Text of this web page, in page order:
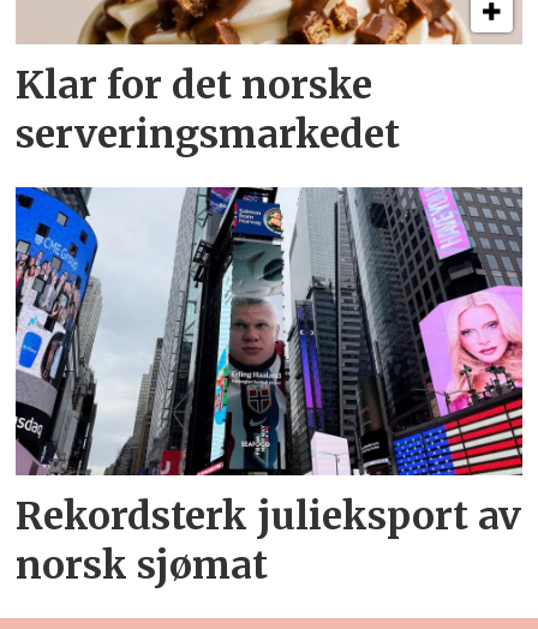
Klar for det norske
serveringsmarkedet
Rekordsterk julieksport av
norsk sjømat